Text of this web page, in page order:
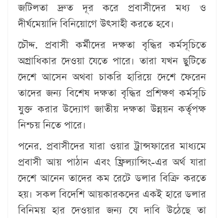
জটিলতা দ্রুত দূর করে প্রবাসীদের মধ্য ও
দীর্ঘমেয়াদি বিনিয়োগে উৎসাহী করতে হবে।
চৌদ্দ. প্রবাসী কর্মীদের দক্ষতা বৃদ্ধির কর্মসূচিতে
অগ্রাধিকার দেওয়া যেতে পারে। তারা যখন ছুটিতে
দেশে আসেন অথবা চাকরি হারিয়ে দেশে ফেরেন
তাদের জন্য বিশেষ দক্ষতা বৃদ্ধির প্রশিক্ষণ কর্মসূচি
যুক্ত করার উদ্যোগ জাতীয় দক্ষতা উন্নয়ন কর্তৃপক্ষ
নিশ্চয় নিতে পারে।
পনের. প্রবাসীদের যারা ওয়ার ট্রান্সফারের মাধ্যমে
প্রবাসী আয় পাঠান এবং ফ্রিল্যান্সিং-এর অর্থ যারা
দেশে আনেন তাদের কম রেটে ডলার বিক্রি করতে
হয়। সকল বিদেশি আয়কারকদের একই হারে ডলার
বিনিময় হার দেওয়ার জন্য যে দাবি উঠেছে তা